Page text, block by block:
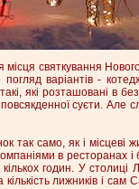
святкування
варіантів -
які розташовані в
суєти. Але
само, як і місцеві
в ресторанах і
годин. У столиці
лижників і